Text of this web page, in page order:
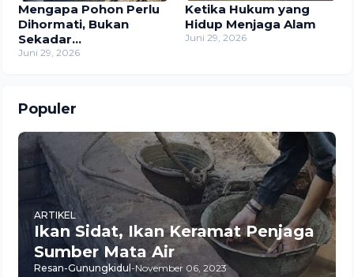
Mengapa Pohon Perlu
Dihormati, Bukan
Sekadar
Dimanfaatkan?
Juni 29, 2026
Ketika Hukum yang
Hidup Menjaga Alam
Juni 29, 2026
Populer
ARTIKEL
Ikan Sidat, Ikan Keramat Penjaga
Sumber Mata Air
Resan-Gunungkidul-November 06, 2023